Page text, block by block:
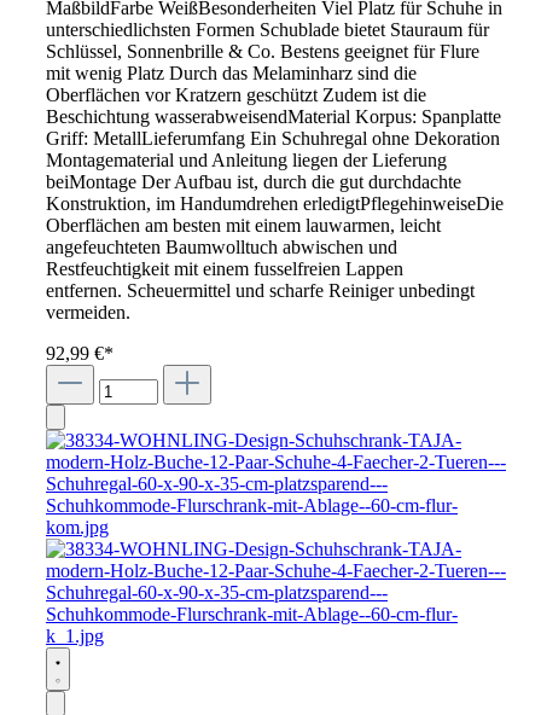
MaßbildFarbe WeißBesonderheiten Viel Platz für Schuhe in
unterschiedlichsten Formen Schublade bietet Stauraum für
Schlüssel, Sonnenbrille & Co. Bestens geeignet für Flure
mit wenig Platz Durch das Melaminharz sind die
Oberflächen vor Kratzern geschützt Zudem ist die
Beschichtung wasserabweisendMaterial Korpus: Spanplatte
Griff: MetallLieferumfang Ein Schuhregal ohne Dekoration
Montagematerial und Anleitung liegen der Lieferung
beiMontage Der Aufbau ist, durch die gut durchdachte
Konstruktion, im Handumdrehen erledigtPflegehinweiseDie
Oberflächen am besten mit einem lauwarmen, leicht
angefeuchteten Baumwolltuch abwischen und
Restfeuchtigkeit mit einem fusselfreien Lappen
entfernen. Scheuermittel und scharfe Reiniger unbedingt
vermeiden.
92,99 €*